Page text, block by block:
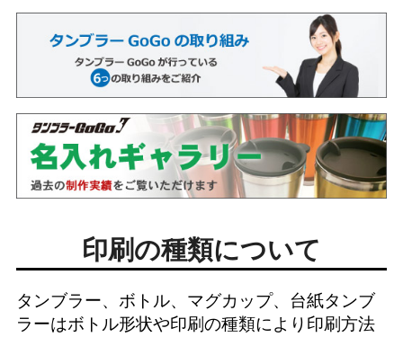
印刷の種類について
タンブラー、ボトル、マグカップ、台紙タンブ
ラーはボトル形状や印刷の種類により印刷方法